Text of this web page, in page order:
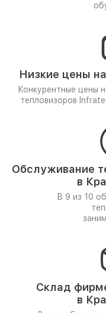
Низкие цены
Конкурентные цены
тепловизоров
Обслуживание
в
В 9 из 10
Склад
в